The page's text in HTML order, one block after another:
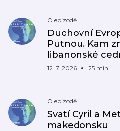
O epizodě
Duchovní
Putnou. Kam
libanonské
12. 7. 2026 25 min
O epizodě
Svatí Cyril a
makedonsku